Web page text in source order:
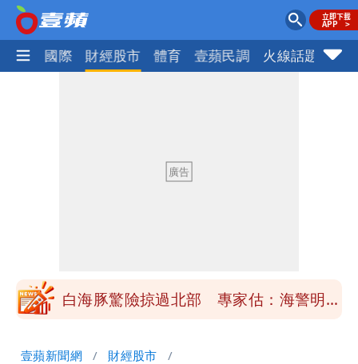
社會 國際 財經股市 體育 壹蘋民調 火線話題
「終於能交代」 捐500萬獎學金延續愛
白海豚颱風逼近！鄭明典示警「恐遇黑潮
砸重金再買一整桌卡盒
白海豚驚險掠過北部 專家估：海警明發
壹蘋新聞網 財經股市